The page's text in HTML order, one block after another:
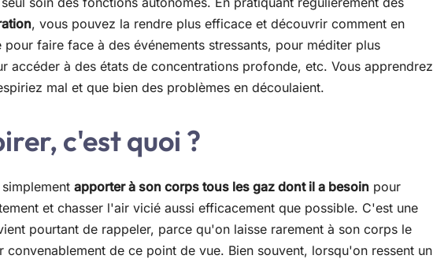
, vous pouvez la rendre plus efficace et découvrir comment en
faire face à des événements stressants, pour méditer plus
accéder à des états de concentrations profonde, etc. Vous apprendrez
mal et que bien des problèmes en découlaient.
c'est quoi ?
apporter à son corps tous les gaz dont il a besoin pour
et chasser l'air vicié aussi efficacement que possible. C'est une
pourtant de rappeler, parce qu'on laisse rarement à son corps le
convenablement de ce point de vue. Bien souvent, lorsqu'on ressent un